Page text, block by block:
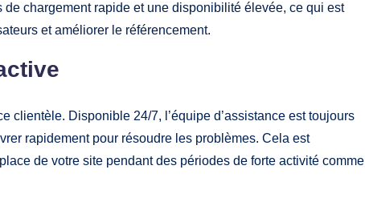
chargement rapide et une disponibilité élevée, ce qui est
et améliorer le référencement.
clientèle. Disponible 24/7, l’équipe d’assistance est toujours
rapidement pour résoudre les problèmes. Cela est
de votre site pendant des périodes de forte activité comme